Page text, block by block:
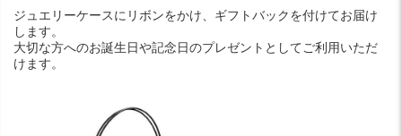
ジュエリーケースにリボンをかけ、ギフトバックを付けてお届け
します。
大切な方へのお誕生日や記念日のプレゼントとしてご利用いただ
けます。